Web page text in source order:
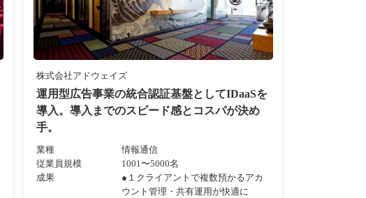
株式会社アドウェイズ
運用型広告事業の統合認証基盤としてIDaaSを
導入。導入までのスピード感とコスパが決め
手。
業種
情報通信
従業員規模
1001〜5000名
成果
●１クライアントで複数預かるアカ
ウント管理・共有運用が快適に